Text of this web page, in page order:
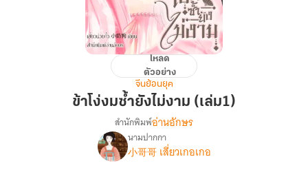
งม
ไม่
งาม
โหลด
ตัวอย่าง
จีนย้อนยุค
ข้าโง่งมซ้ำยังไม่งาม (เล่ม1)
เรื่อง
ข้า
สำนักพิมพ์อ่านอักษร
นามปากกา
小哥哥 เสี่ยวเกอเกอ